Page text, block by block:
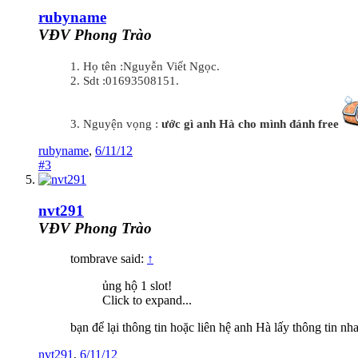
rubyname
VĐV Phong Trào
1. Họ tên :Nguyễn Viết Ngọc.
2. Sdt :01693508151.
3. Nguyện vọng : ước gì anh Hà cho mình đánh free
rubyname, 6/11/12
#3
nvt291
VĐV Phong Trào
tombrave said: ↑
ủng hộ 1 slot!
Click to expand...
bạn để lại thông tin hoặc liên hệ anh Hà lấy thông tin
nvt291 , 6/11/12